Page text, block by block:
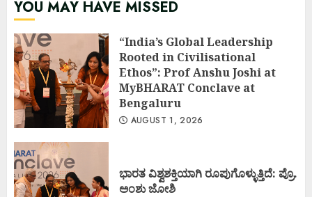
YOU MAY HAVE MISSED
“India’s Global Leadership
Rooted in Civilisational
Ethos”: Prof Anshu Joshi at
MyBHARAT Conclave at
Bengaluru
AUGUST 1, 2026
ಭಾರತ ವಿಶ್ವಶಕ್ತಿಯಾಗಿ ರೂಪುಗೊಳ್ಳುತ್ತಿದೆ: ಪ್ರೊ.
ಅಂಶು ಜೋಶಿ